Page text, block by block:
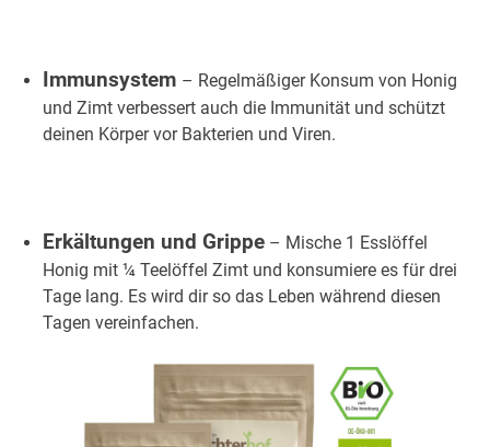
Immunsystem – Regelmäßiger Konsum von Honig
und Zimt verbessert auch die Immunität und schützt
deinen Körper vor Bakterien und Viren.
Erkältungen und Grippe – Mische 1 Esslöffel
Honig mit ¼ Teelöffel Zimt und konsumiere es für drei
Tage lang. Es wird dir so das Leben während diesen
Tagen vereinfachen.